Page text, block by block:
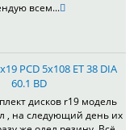
всем...
PCD 5x108 ET 38 DIA
60.1 BD
дисков r19 модель
, на следующий день их